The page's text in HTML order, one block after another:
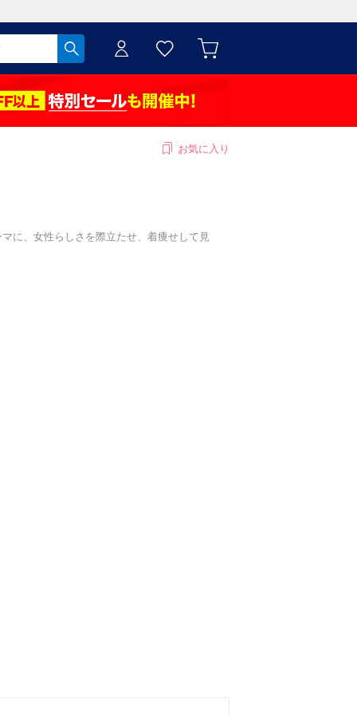
お気に入り
に、女性らしさを際立たせ、着痩せして見